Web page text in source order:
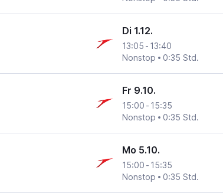
Di 1.12.
13:05 - 13:40
Nonstop
0:35 Std.
Fr 9.10.
15:00 - 15:35
Nonstop
0:35 Std.
Mo 5.10.
15:00 - 15:35
Nonstop
0:35 Std.